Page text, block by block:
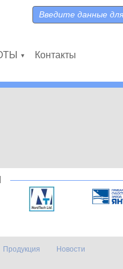
Форма поиска
Поиск
Контакты
Продукция
Новости